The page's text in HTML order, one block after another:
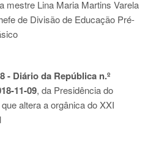
mestre Lina Maria Martins Varela
de Divisão de Educação Pré-
- Diário da República n.º
11-09, da Presidência do
altera a orgânica do XXI